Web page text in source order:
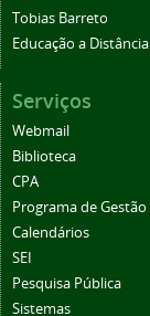
Tobias Barreto
Educação a Distância
Serviços
Webmail
Biblioteca
CPA
Programa de Gestão
Calendários
SEI
Pesquisa Pública
Sistemas